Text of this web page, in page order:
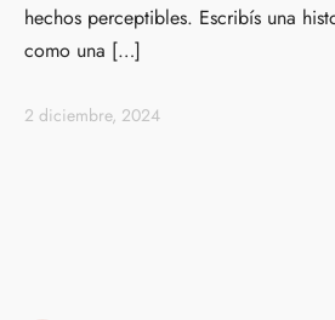
hechos perceptibles. Escribís una
como una […]
2 diciembre, 2024